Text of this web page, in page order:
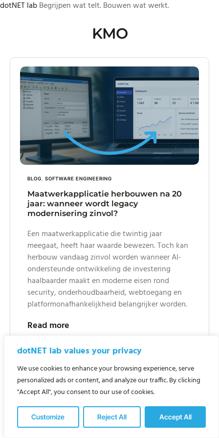
dotNET lab values your privacy
We use cookies to enhance your browsing experience, serve
personalized ads or content, and analyze our traffic. By clicking
"Accept All", you consent to our use of cookies.
Customize Reject All Accept All
dotNET labBegrijpen wat telt. Bouwen wat werkt.
KMO
BLOG SOFTWARE ENGINEERING
Maatwerkapplicatie herbouwen na 20
jaar: wanneer wordt legacy
modernisering zinvol?
Een maatwerkapplicatie die twintig jaar
meegaat, heeft haar waarde bewezen. Toch kan
herbouw vandaag zinvol worden wanneer AI-
ondersteunde ontwikkeling de investering
haalbaarder maakt en moderne eisen rond
security, onderhoudbaarheid, webtoegang en
platformonafhankelijkheid belangrijker worden.
Read more